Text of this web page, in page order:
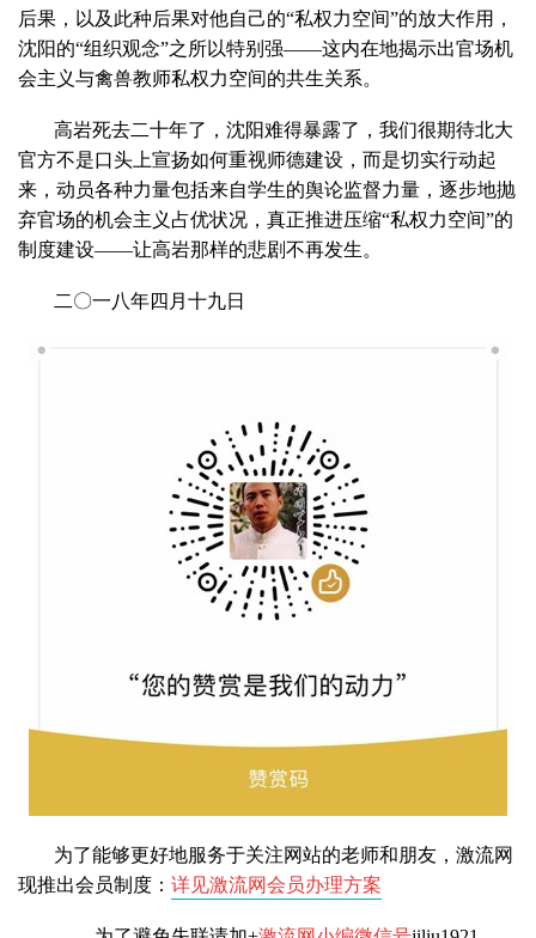
后果，以及此种后果对他自己的“私权力空间”的放大作用，
沈阳的“组织观念”之所以特别强——这内在地揭示出官场机
会主义与禽兽教师私权力空间的共生关系。
高岩死去二十年了，沈阳难得暴露了，我们很期待北大
官方不是口头上宣扬如何重视师德建设，而是切实行动起
来，动员各种力量包括来自学生的舆论监督力量，逐步地抛
弃官场的机会主义占优状况，真正推进压缩“私权力空间”的
制度建设——让高岩那样的悲剧不再发生。
二〇一八年四月十九日
为了能够更好地服务于关注网站的老师和朋友，激流网
现推出会员制度： 详见激流网会员办理方案